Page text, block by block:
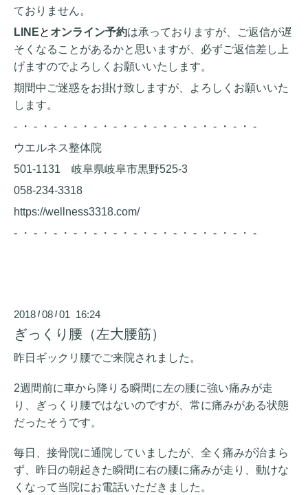
ておりません。
LINEと オンライン予約は承っておりますが、ご返信が遅
そくなることがあるかと思いますが、必ずご返信差し上
げますのでよろしくお願いいたします。
期間中ご迷惑をお掛け致しますが、よろしくお願いいた
します。
- ・ - ・ - ・ - ・ - ・ - ・ - ・ - ・ - ・ - ・ - ・ - ・ -
ウエルネス整体院
501-1131 岐阜県岐阜市黒野525-3
058-234-3318
https://wellness3318.com/
- ・ - ・ - ・ - ・ - ・ - ・ - ・ - ・ - ・ - ・ - ・ - ・ -
2018 /08 /01 16:24
ぎっくり腰（左大腰筋）
昨日ギックリ腰でご来院されました。
2週間前に車から降りる瞬間に左の腰に強い痛みが走
り、ぎっくり腰ではないのですが、常に痛みがある状態
だったそうです。
毎日、接骨院に通院していましたが、全く痛みが治まら
ず、昨日の朝起きた瞬間に右の腰に痛みが走り、動けな
くなって当院にお電話いただきました。